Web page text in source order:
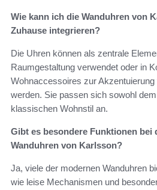
Wie kann ich die Wanduhren von
Zuhause integrieren?
Die Uhren können als zentrale
Raumgestaltung verwendet oder in
Wohnaccessoires zur
werden. Sie passen sich sowohl
klassischen Wohnstil an.
Gibt es besondere Funktionen bei
Wanduhren von Karlsson?
Ja, viele der modernen Wanduhren
wie leise Mechanismen und